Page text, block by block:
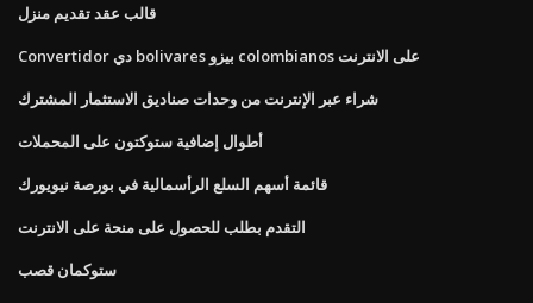
قالب عقد تقديم منزل
Convertidor دي bolivares بيزو colombianos على الانترنت
شراء عبر الإنترنت من وحدات صناديق الاستثمار المشترك
أطوال إضافية ستوكتون على المحملات
قائمة أسهم السلع الرأسمالية في بورصة نيويورك
التقدم بطلب للحصول على منحة على الانترنت
ستوكمان قصب